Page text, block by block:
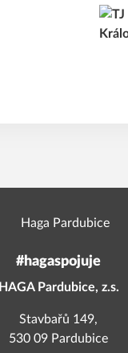
#hagaspojuje
HAGA Pardubice, z.s.
Stavbařů 149,
530 09 Pardubice